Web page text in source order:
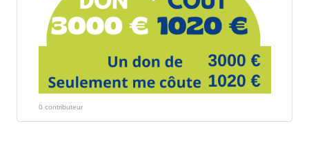
0 contributeur